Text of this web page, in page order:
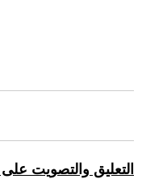
التعليق والتصويت